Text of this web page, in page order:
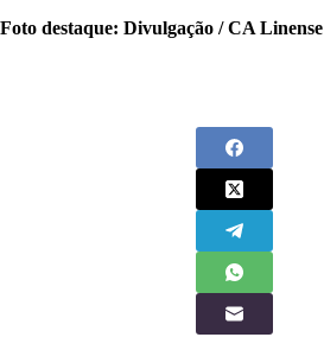
Foto destaque: Divulgação / CA Linense